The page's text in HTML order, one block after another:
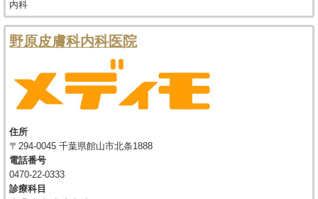
内科
野原皮膚科内科医院
住所
〒294-0045 千葉県館山市北条1888
電話番号
0470-22-0333
診療科目